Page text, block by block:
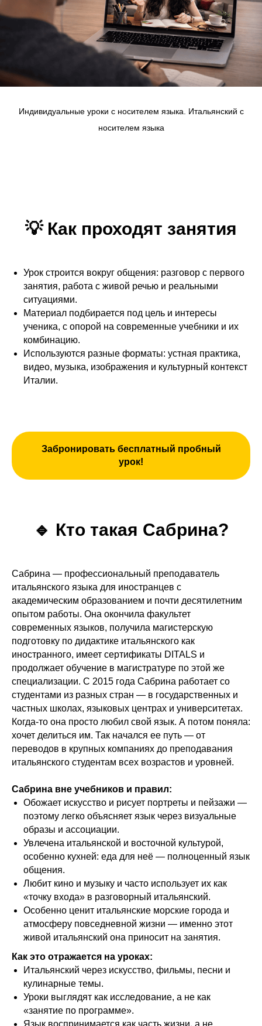
Индивидуальные уроки с носителем языка. Итальянский с
носителем языка
💡 Как проходят занятия
Урок строится вокруг общения: разговор с первого
занятия, работа с живой речью и реальными
ситуациями.
Материал подбирается под цель и интересы
ученика, с опорой на современные учебники и их
комбинацию.
Используются разные форматы: устная практика,
видео, музыка, изображения и культурный контекст
Италии.
Забронировать бесплатный пробный
урок!
🔹 Кто такая Сабрина?
Сабрина — профессиональный преподаватель
итальянского языка для иностранцев с
академическим образованием и почти десятилетним
опытом работы. Она окончила факультет
современных языков, получила магистерскую
подготовку по дидактике итальянского как
иностранного, имеет сертификаты DITALS и
продолжает обучение в магистратуре по этой же
специализации. С 2015 года Сабрина работает со
студентами из разных стран — в государственных и
частных школах, языковых центрах и университетах.
Когда-то она просто любил свой язык. А потом поняла:
хочет делиться им. Так начался ее путь — от
переводов в крупных компаниях до преподавания
итальянского студентам всех возрастов и уровней.
Сабрина вне учебников и правил:
Обожает искусство и рисует портреты и пейзажи —
поэтому легко объясняет язык через визуальные
образы и ассоциации.
Увлечена итальянской и восточной культурой,
особенно кухней: еда для неё — полноценный язык
общения.
Любит кино и музыку и часто использует их как
«точку входа» в разговорный итальянский.
Особенно ценит итальянские морские города и
атмосферу повседневной жизни — именно этот
живой итальянский она приносит на занятия.
Как это отражается на уроках:
Итальянский через искусство, фильмы, песни и
кулинарные темы.
Уроки выглядят как исследование, а не как
«занятие по программе».
Язык воспринимается как часть жизни, а не